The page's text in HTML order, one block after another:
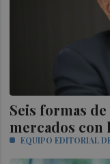
Seis formas
mercados con
EQUIPO EDITORIAL